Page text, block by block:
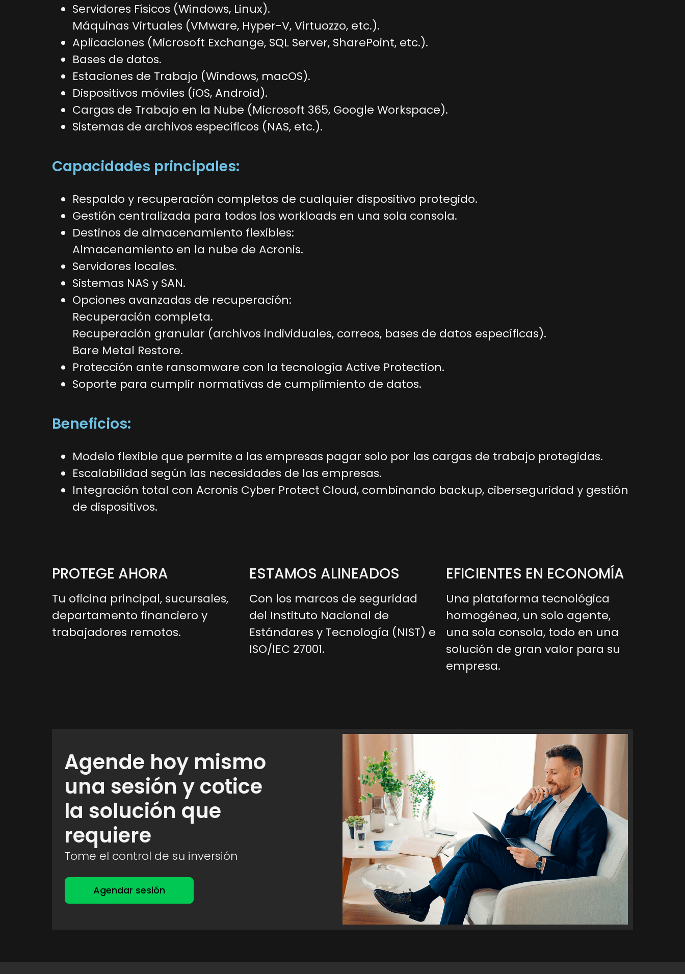
Servidores Físicos (Windows, Linux).
Máquinas Virtuales (VMware, Hyper-V, Virtuozzo, etc.).
Aplicaciones (Microsoft Exchange, SQL Server, SharePoint, etc.).
Bases de datos.
Estaciones de Trabajo (Windows, macOS).
Dispositivos móviles (iOS, Android).
Cargas de Trabajo en la Nube (Microsoft 365, Google Workspace).
Sistemas de archivos específicos (NAS, etc.).
Capacidades principales:
Respaldo y recuperación completos de cualquier dispositivo protegido.
Gestión centralizada para todos los workloads en una sola consola.
Destinos de almacenamiento flexibles:
Almacenamiento en la nube de Acronis.
Servidores locales.
Sistemas NAS y SAN.
Opciones avanzadas de recuperación:
Recuperación completa.
Recuperación granular (archivos individuales, correos, bases de datos específicas).
Bare Metal Restore.
Protección ante ransomware con la tecnología Active Protection.
Soporte para cumplir normativas de cumplimiento de datos.
Beneficios:
Modelo flexible que permite a las empresas pagar solo por las cargas de trabajo protegidas.
Escalabilidad según las necesidades de las empresas.
Integración total con Acronis Cyber Protect Cloud, combinando backup, ciberseguridad y gestión
de dispositivos.
PROTEGE AHORA
Tu oficina principal, sucursales,
departamento financiero y
trabajadores remotos.
ESTAMOS ALINEADOS
Con los marcos de seguridad
del Instituto Nacional de
Estándares y Tecnología (NIST) e
ISO/IEC 27001.
EFICIENTES EN ECONOMÍA
Una plataforma tecnológica
homogénea, un solo agente,
una sola consola, todo en una
solución de gran valor para su
empresa.
Agende hoy mismo
una sesión y cotice
la solución que
requiere
Tome el control de su inversión
Agendar sesión